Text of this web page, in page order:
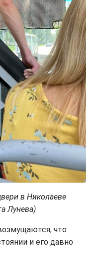
в Николаеве
Лунева)
что
и его давно